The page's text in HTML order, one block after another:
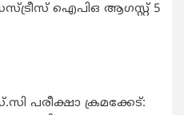
ഐപിഒ ആഗസ്റ്റ് 5
പരീക്ഷാ ക്രമക്കേട്: